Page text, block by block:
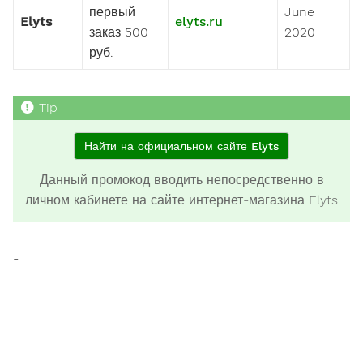
Elyts
первый
заказ 500
руб.
elyts.ru
June
2020
Найти на официальном сайте Elyts
Данный промокод вводить непосредственно в
личном кабинете на сайте интернет-магазина Elyts
-